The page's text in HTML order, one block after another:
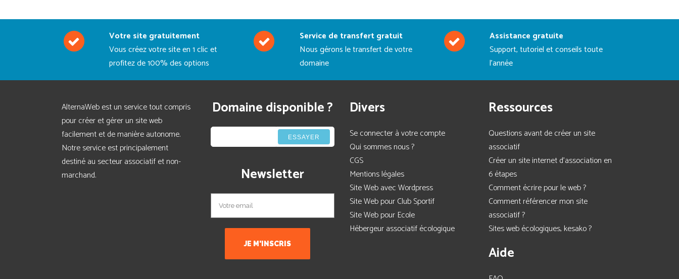
Votre site gratuitement
Vous créez votre site en 1 clic et
profitez de 100% des options
Service de transfert gratuit
Nous gérons le transfert de votre
domaine
Assistance gratuite
Support, tutoriel et conseils toute
l'année
AlternaWeb est un service tout compris
pour créer et gérer un site web
facilement et de manière autonome.
Notre service est principalement
destiné au secteur associatif et non-
marchand.
Domaine disponible ?
ESSAYER
Newsletter
Divers
Se connecter à votre compte
Qui sommes nous ?
CGS
Mentions légales
Site Web avec Wordpress
Site Web pour Club Sportif
Site Web pour Ecole
Hébergeur associatif écologique
Ressources
Questions avant de créer un site
associatif
Créer un site internet d'association en
6 étapes
Comment écrire pour le web ?
Comment référencer mon site
associatif ?
Sites web écologiques, kesako ?
Aide